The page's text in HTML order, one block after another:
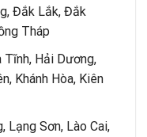
Đắk Lắk, Đắk
Tháp
Tĩnh, Hải Dương,
Khánh Hòa, Kiên
Lạng Sơn, Lào Cai,